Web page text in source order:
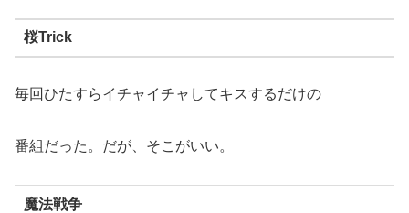
桜Trick
毎回ひたすらイチャイチャしてキスするだけの
番組だった。だが、そこがいい。
魔法戦争